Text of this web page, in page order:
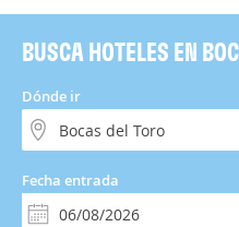
BUSCA HOTELES EN
Dónde ir
Fecha entrada